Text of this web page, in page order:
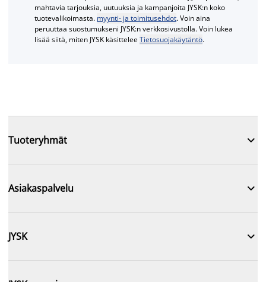
mahtavia tarjouksia, uutuuksia ja kampanjoita JYSK:n koko
tuotevalikoimasta. myynti- ja toimitusehdot. Voin aina
peruuttaa suostumukseni JYSK:n verkkosivustolla. Voin lukea
lisää siitä, miten JYSK käsitteleeTietosuojakäytäntö.
Tuoteryhmät 
Asiakaspalvelu 
JYSK 